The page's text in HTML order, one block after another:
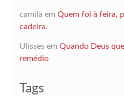
camila em Quem foi à feira,
cadeira.
Ulissesem Quando Deus
remédio
Tags